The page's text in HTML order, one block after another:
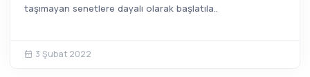
taşımayan senetlere dayalı olarak başlatıla..
3 Şubat 2022